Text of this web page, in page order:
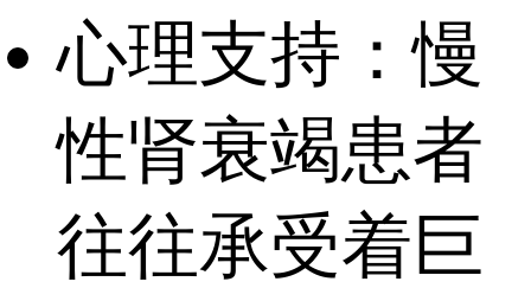
心理支持：慢
性肾衰竭患者
往往承受着巨